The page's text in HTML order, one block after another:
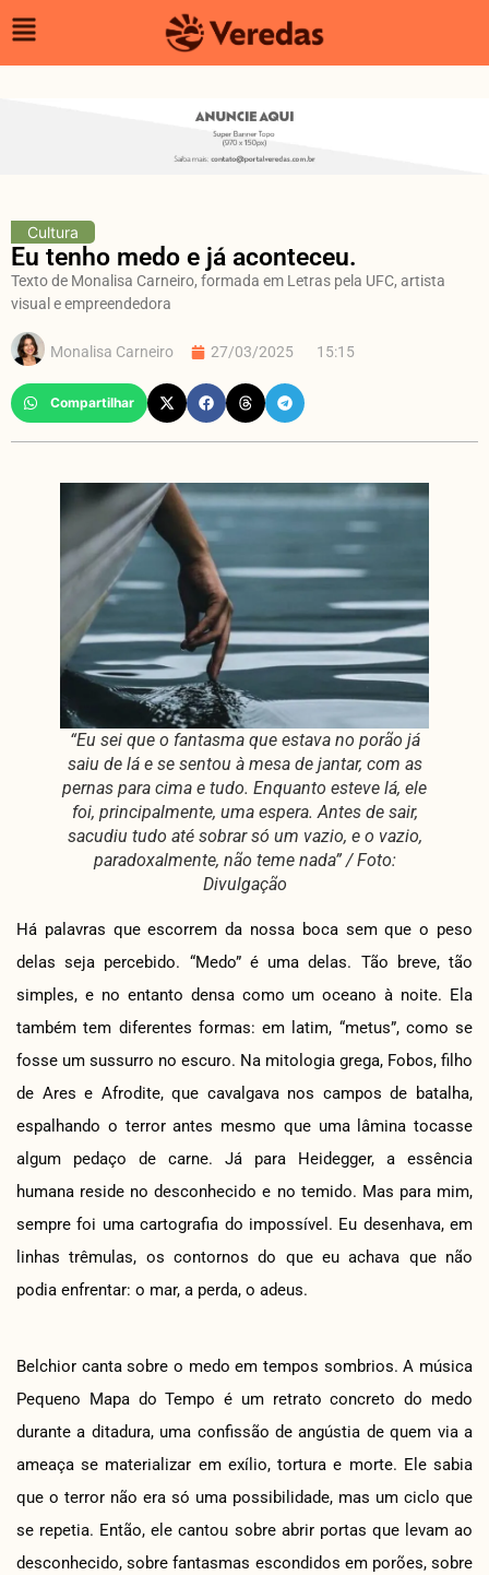
Cultura
Eu tenho medo e já aconteceu.
Texto de Monalisa Carneiro, formada em Letras pela UFC, artista
visual e empreendedora
Monalisa Carneiro 27/03/2025 15:15
Compartilhar
“Eu sei que o fantasma que estava no porão já
saiu de lá e se sentou à mesa de jantar, com as
pernas para cima e tudo. Enquanto esteve lá, ele
foi, principalmente, uma espera. Antes de sair,
sacudiu tudo até sobrar só um vazio, e o vazio,
paradoxalmente, não teme nada” / Foto:
Divulgação
Há palavras que escorrem da nossa boca sem que o peso
delas seja percebido. “Medo” é uma delas. Tão breve, tão
simples, e no entanto densa como um oceano à noite. Ela
também tem diferentes formas: em latim, “metus”, como se
fosse um sussurro no escuro. Na mitologia grega, Fobos, filho
de Ares e Afrodite, que cavalgava nos campos de batalha,
espalhando o terror antes mesmo que uma lâmina tocasse
algum pedaço de carne. Já para Heidegger, a essência
humana reside no desconhecido e no temido. Mas para mim,
sempre foi uma cartografia do impossível. Eu desenhava, em
linhas trêmulas, os contornos do que eu achava que não
podia enfrentar: o mar, a perda, o adeus.
Belchior canta sobre o medo em tempos sombrios. A música
Pequeno Mapa do Tempo é um retrato concreto do medo
durante a ditadura, uma confissão de angústia de quem via a
ameaça se materializar em exílio, tortura e morte. Ele sabia
que o terror não era só uma possibilidade, mas um ciclo que
se repetia. Então, ele cantou sobre abrir portas que levam ao
desconhecido, sobre fantasmas escondidos em porões, sobre